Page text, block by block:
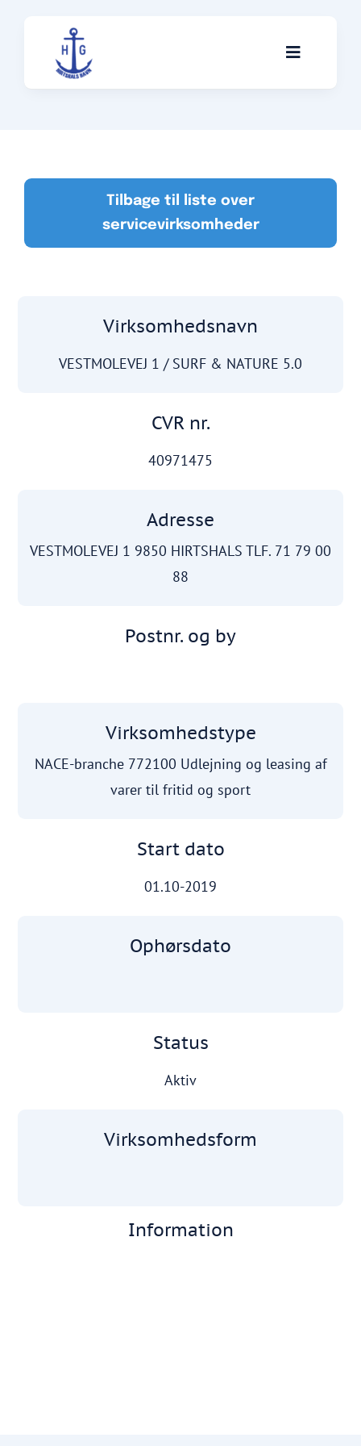
Toggle
Servicevirksomheder
Anekdoter
Kontakt
Tilbage til liste over
servicevirksomheder
Virksomhedsnavn
VESTMOLEVEJ 1 / SURF & NATURE 5.0
CVR nr.
40971475
Adresse
VESTMOLEVEJ 1 9850 HIRTSHALS TLF. 71 79 00
88
Postnr. og by
Virksomhedstype
NACE-branche 772100 Udlejning og leasing af
varer til fritid og sport
Start dato
01.10-2019
Ophørsdato
Status
Aktiv
Virksomhedsform
Information